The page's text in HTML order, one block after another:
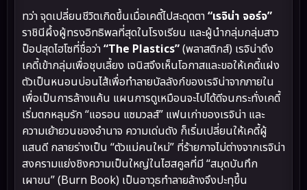
ทว่า จุดเปลี่ยนชีวิตเกิดขึ้นเมื่อเคดี้ไปสะดุดตา“เรจิน่า จอร์จ”
ราชินีผึ้งผู้ทรงอิทธิพลที่สุดในโรงเรียน และผู้นำกลุ่มกลุ่มสาว
ป็อปสุดไฮโซที่ชื่อว่า“The Plastics”(พลาสติกส์) เรจิน่าดึง
เคดี้เข้ากลุ่มเพื่อชุบเลี้ยง เจนิสจึงเห็นโอกาสและขอให้เคดี้แฝง
ตัวเป็นหนอนบ่อนไส้เพื่อทำลายบัลลังก์ของเรจิน่าจากภายใน
เพื่อเป็นการล้างแค้น แผนการดูเหมือนจะไปได้ดีจนกระทั่งเคดี้
เริ่มตกหลุมรัก “แอรอน แซมวลส์” แฟนเก่าของเรจิน่า และ
ความเย้ายวนของอำนาจ ความเด่นดัง ก็เริ่มเปลี่ยนให้เคดี้ผู้
แสนดี กลายร่างเป็น “ตัวแม่คนใหม่” ที่ร้ายกาจไม่ต่างจากเรจิน่า
สงครามแย่งชิงความเป็นใหญ่ในไฮสคูลที่มี “สมุดบันทึก
เผาขน” (Burn Book) เป็นอาวุธทำลายล้างจึงปะทุขึ้น